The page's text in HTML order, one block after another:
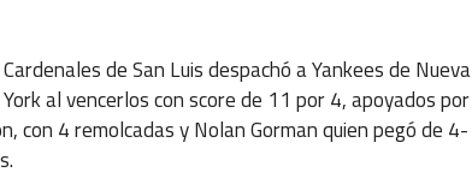
Cardenales de San Luis despachó a Yankees de Nueva
York al vencerlos con score de 11 por 4, apoyados por
con 4 remolcadas y Nolan Gorman quien pegó de 4-